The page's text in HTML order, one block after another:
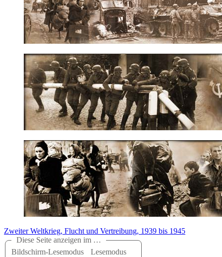
Zweiter Weltkrieg, Flucht und Vertreibung, 1939 bis 1945
Diese Seite anzeigen im …
Bildschirm-Lesemodus
Lesemodus